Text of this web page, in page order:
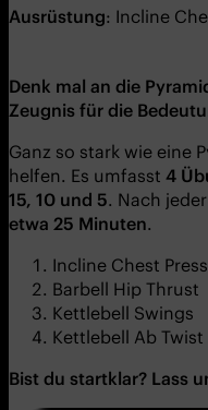
Ausrüstung: Incline
Denk mal an die
Zeugnis für die
Ganz so stark wie eine
helfen. Es umfasst 4
15, 10 und 5. Nach
etwa 25 Minuten.
Incline Chest Press
Barbell Hip Thrust
Kettlebell Swings
Kettlebell Ab Twist
Bist du startklar? Lass